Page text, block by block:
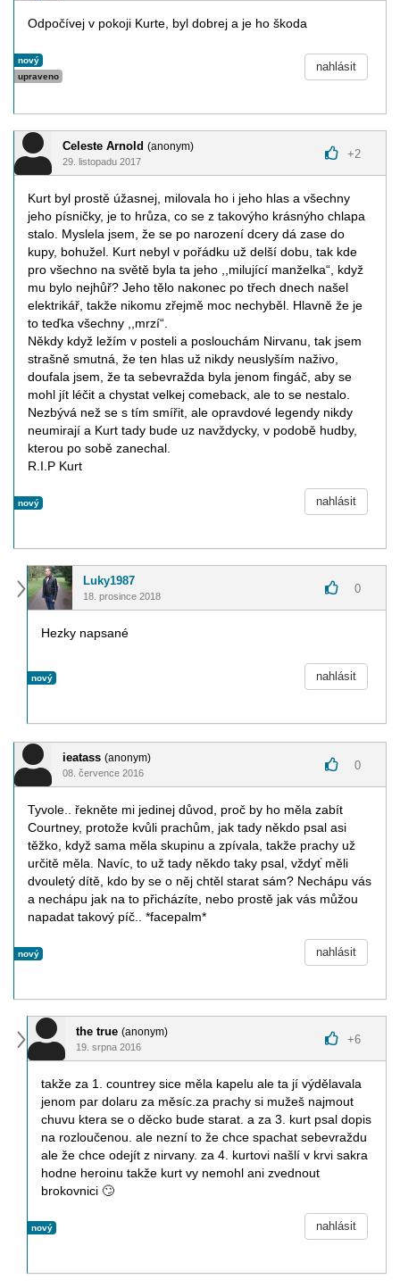
Odpočívej v pokoji Kurte, byl dobrej a je ho škoda
nový
upraveno
nahlásit
Celeste Arnold (anonym)
29. listopadu 2017
+2
Kurt byl prostě úžasnej, milovala ho i jeho hlas a všechny
jeho písničky, je to hrůza, co se z takovýho krásnýho chlapa
stalo. Myslela jsem, že se po narození dcery dá zase do
kupy, bohužel. Kurt nebyl v pořádku už delší dobu, tak kde
pro všechno na světě byla ta jeho ,,milující manželka“, když
mu bylo nejhůř? Jeho tělo nakonec po třech dnech našel
elektrikář, takže nikomu zřejmě moc nechyběl. Hlavně že je
to teďka všechny ,,mrzí“.
Někdy když ležím v posteli a poslouchám Nirvanu, tak jsem
strašně smutná, že ten hlas už nikdy neuslyším naživo,
doufala jsem, že ta sebevražda byla jenom fingáč, aby se
mohl jít léčit a chystat velkej comeback, ale to se nestalo.
Nezbývá než se s tím smířit, ale opravdové legendy nikdy
neumirají a Kurt tady bude uz navždycky, v podobě hudby,
kterou po sobě zanechal.
R.I.P Kurt
nový nahlásit
Luky1987
18. prosince 2018
0
Hezky napsané
nový nahlásit
ieatass (anonym)
08. července 2016
0
Tyvole.. řekněte mi jedinej důvod, proč by ho měla zabít
Courtney, protože kvůli prachům, jak tady někdo psal asi
těžko, když sama měla skupinu a zpívala, takže prachy už
určitě měla. Navíc, to už tady někdo taky psal, vždyť měli
dvouletý dítě, kdo by se o něj chtěl starat sám? Nechápu vás
a nechápu jak na to přicházíte, nebo prostě jak vás můžou
napadat takový píč.. *facepalm*
nový nahlásit
the true (anonym)
19. srpna 2016
+6
takže za 1. countrey sice měla kapelu ale ta jí výdělavala
jenom par dolaru za měsíc.za prachy si mužeš najmout
chuvu ktera se o děcko bude starat. a za 3. kurt psal dopis
na rozloučenou. ale nezní to že chce spachat sebevraždu
ale že chce odejít z nirvany. za 4. kurtovi našlí v krvi sakra
hodne heroinu takže kurt vy nemohl ani zvednout
brokovnici 🙄
nový nahlásit